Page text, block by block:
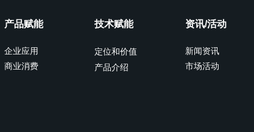
产品赋能
企业应用
商业消费
技术赋能
定位和价值
产品介绍
资讯/活动
新闻资讯
市场活动